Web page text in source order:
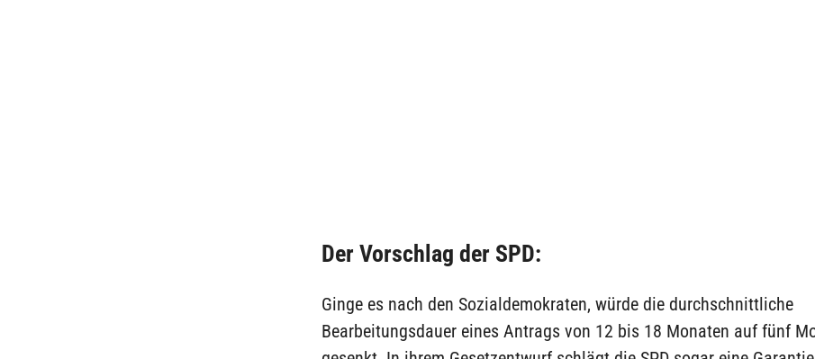
Der Vorschlag der SPD:
Ginge es nach den Sozialdemokraten, würde die durchschnittliche
Bearbeitungsdauer eines Antrags von 12 bis 18 Monaten auf fünf